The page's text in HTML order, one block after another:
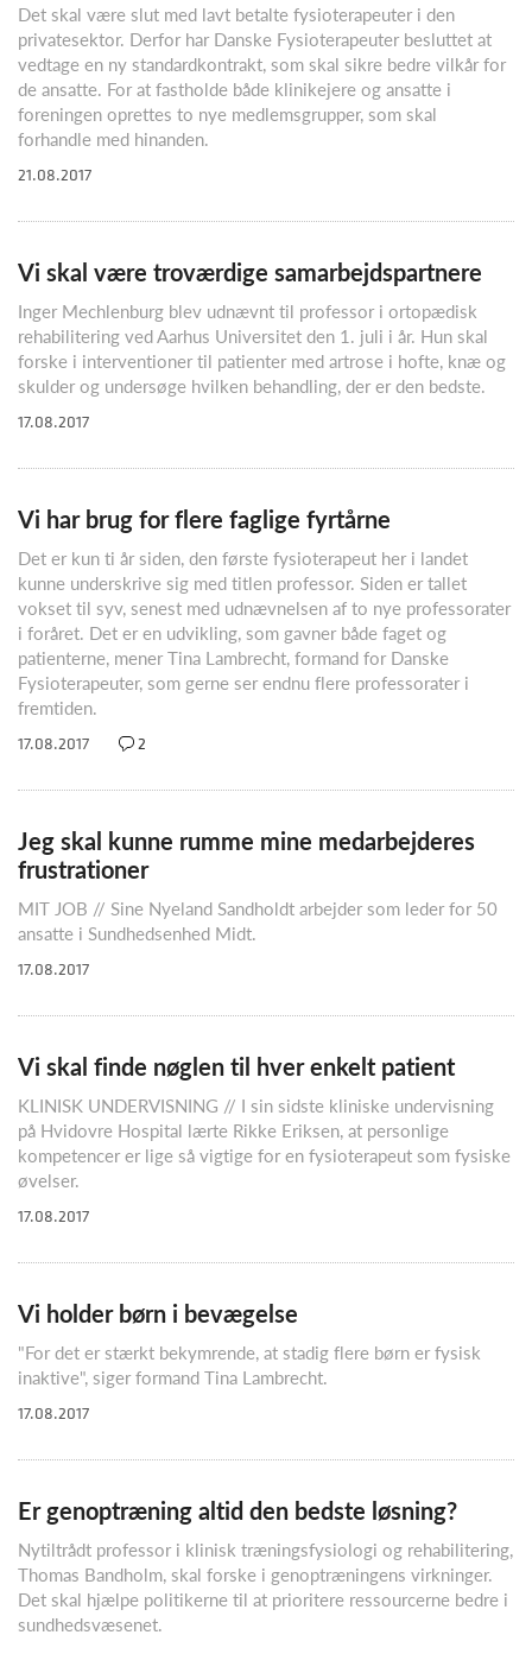
Det skal være slut med lavt betalte fysioterapeuter i den
privatesektor. Derfor har Danske Fysioterapeuter besluttet at
vedtage en ny standardkontrakt, som skal sikre bedre vilkår for
de ansatte. For at fastholde både klinikejere og ansatte i
foreningen oprettes to nye medlemsgrupper, som skal
forhandle med hinanden.
21.08.2017
Vi skal være troværdige samarbejdspartnere
Inger Mechlenburg blev udnævnt til professor i ortopædisk
rehabilitering ved Aarhus Universitet den 1. juli i år. Hun skal
forske i interventioner til patienter med artrose i hofte, knæ og
skulder og undersøge hvilken behandling, der er den bedste.
17.08.2017
Vi har brug for flere faglige fyrtårne
Det er kun ti år siden, den første fysioterapeut her i landet
kunne underskrive sig med titlen professor. Siden er tallet
vokset til syv, senest med udnævnelsen af to nye professorater
i foråret. Det er en udvikling, som gavner både faget og
patienterne, mener Tina Lambrecht, formand for Danske
Fysioterapeuter, som gerne ser endnu flere professorater i
fremtiden.
17.08.2017 2
Jeg skal kunne rumme mine medarbejderes
frustrationer
MIT JOB // Sine Nyeland Sandholdt arbejder som leder for 50
ansatte i Sundhedsenhed Midt.
17.08.2017
Vi skal finde nøglen til hver enkelt patient
KLINISK UNDERVISNING // I sin sidste kliniske undervisning
på Hvidovre Hospital lærte Rikke Eriksen, at personlige
kompetencer er lige så vigtige for en fysioterapeut som fysiske
øvelser.
17.08.2017
Vi holder børn i bevægelse
"For det er stærkt bekymrende, at stadig flere børn er fysisk
inaktive", siger formand Tina Lambrecht.
17.08.2017
Er genoptræning altid den bedste løsning?
Nytiltrådt professor i klinisk træningsfysiologi og rehabilitering,
Thomas Bandholm, skal forske i genoptræningens virkninger.
Det skal hjælpe politikerne til at prioritere ressourcerne bedre i
sundhedsvæsenet.